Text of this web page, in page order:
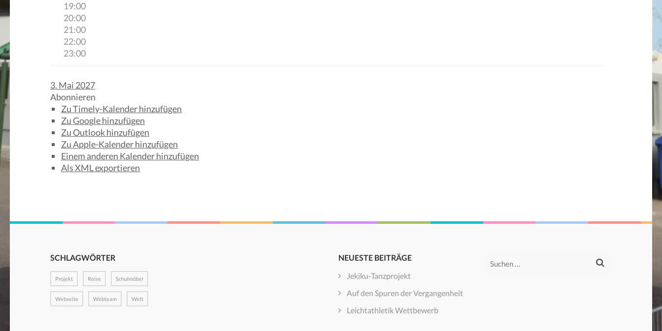
19:00
20:00
21:00
22:00
23:00
3. Mai 2027
Abonnieren
Zu Timely-Kalender hinzufügen
Zu Google hinzufügen
Zu Outlook hinzufügen
Zu Apple-Kalender hinzufügen
Einem anderen Kalender hinzufügen
Als XML exportieren
SCHLAGWÖRTER
Projekt Reise Schulmöbel
Webseite Webteam Welt
NEUESTE BEITRÄGE
Jekiku-Tanzprojekt
Auf den Spuren der Vergangenheit
Leichtathletik Wettbewerb
Suchen